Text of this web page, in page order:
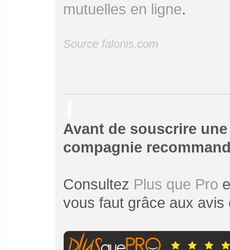
mutuelles en ligne.
Source falonis.com
Avant de souscrire
compagnie
Consultez Plus que Pro
vous faut grâce aux avis